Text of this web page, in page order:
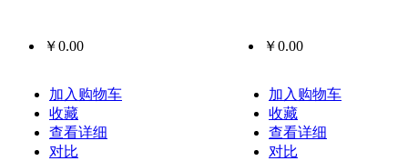
￥0.00
加入购物车
收藏
查看详细
对比
￥0.00
加入购物车
收藏
查看详细
对比